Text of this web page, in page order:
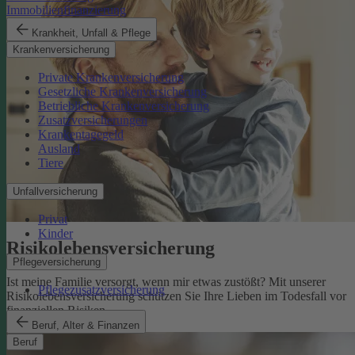
Immobilienfinanzierung
Krankheit, Unfall & Pflege
Krankenversicherung
Private Krankenversicherung
Gesetzliche Krankenversicherung
Betriebliche Krankenversicherung
Zusatzversicherungen
Krankentagegeld
Ausland
Tiere
Unfallversicherung
Privat
Kinder
Pflegeversicherung
Pflegezusatzversicherung
Beruf, Alter & Finanzen
Beruf
Risikolebens­versicherung
Ist meine Familie versorgt, wenn mir etwas zustößt? Mit unserer
Risikolebensversicherung schützen Sie Ihre Lieben im Todesfall vor
finanziellen Risiken.
Risikolebensversicherung